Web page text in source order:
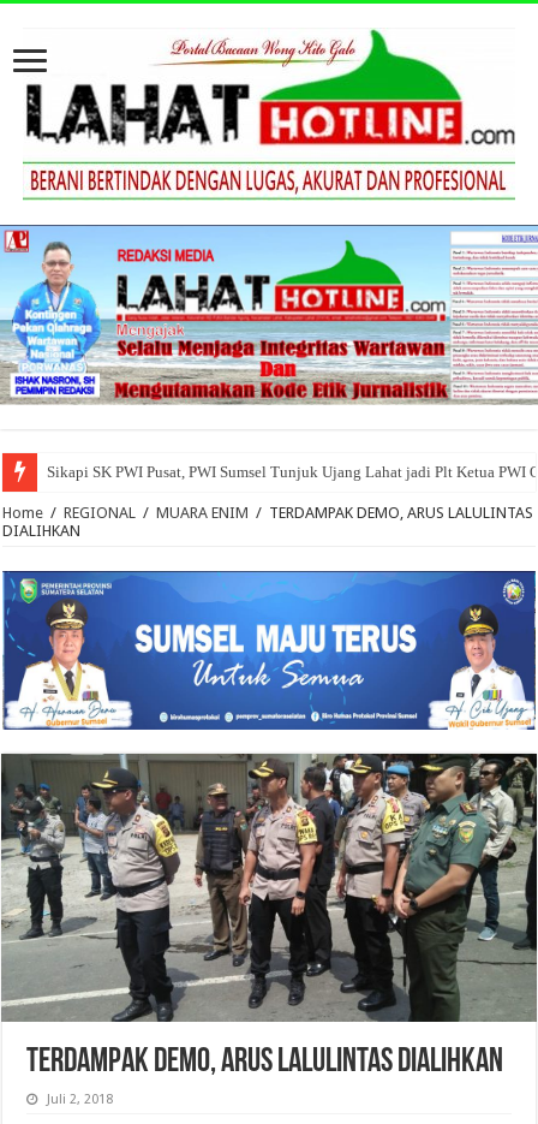
Sikapi SK PWI Pusat, PWI Sumsel Tunjuk Ujang Lahat jadi Plt Ketua PWI
Home / REGIONAL / MUARA ENIM / TERDAMPAK DEMO, ARUS LALULINTAS
DIALIHKAN
TERDAMPAK DEMO, ARUS LALULINTAS DIALIHKAN
Juli 2, 2018